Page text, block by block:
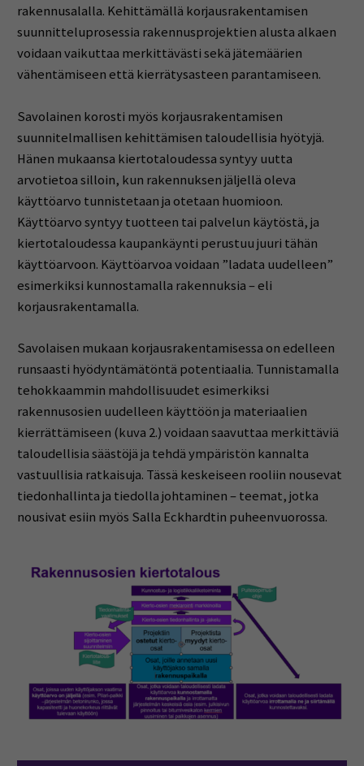
rakennusalalla. Kehittämällä korjausrakentamisen
suunnitteluprosessia rakennusprojektien alusta alkaen
voidaan vaikuttaa merkittävästi sekä jätemäärien
vähentämiseen että kierrätysasteen parantamiseen.
Savolainen korosti myös korjausrakentamisen
suunnitelmallisen kehittämisen taloudellisia hyötyjä.
Hänen mukaansa kiertotaloudessa syntyy uutta
arvotietoa silloin, kun rakennuksen jäljellä oleva
käyttöarvo tunnistetaan ja otetaan huomioon.
Käyttöarvo syntyy tuotteen tai palvelun käytöstä, ja
kiertotaloudessa kaupankäynti perustuu juuri tähän
käyttöarvoon. Käyttöarvoa voidaan ”ladata uudelleen”
esimerkiksi kunnostamalla rakennuksia – eli
korjausrakentamalla.
Savolaisen mukaan korjausrakentamisessa on edelleen
runsaasti hyödyntämätöntä potentiaalia. Tunnistamalla
tehokkaammin mahdollisuudet esimerkiksi
rakennusosien uudelleen käyttöön ja materiaalien
kierrättämiseen (kuva 2.) voidaan saavuttaa merkittäviä
taloudellisia säästöjä ja tehdä ympäristön kannalta
vastuullisia ratkaisuja. Tässä keskeiseen rooliin nousevat
tiedonhallinta ja tiedolla johtaminen – teemat, jotka
nousivat esiin myös Salla Eckhardtin puheenvuorossa.